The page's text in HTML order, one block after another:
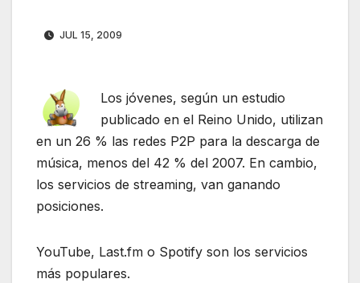
JUL 15, 2009
Los jóvenes, según un estudio
publicado en el Reino Unido, utilizan
en un 26 % las redes P2P para la descarga de
música, menos del 42 % del 2007. En cambio,
los servicios de streaming, van ganando
posiciones.
YouTube, Last.fm o Spotify son los servicios
más populares.